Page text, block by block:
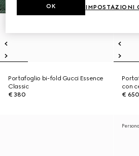
Portafoglio bi-fold Gucci Essence
Classic
€ 380
con
€ 650
IMPOSTAZIONI
OK